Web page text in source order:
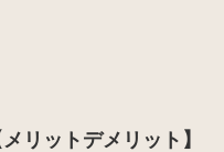
リットデメリット】